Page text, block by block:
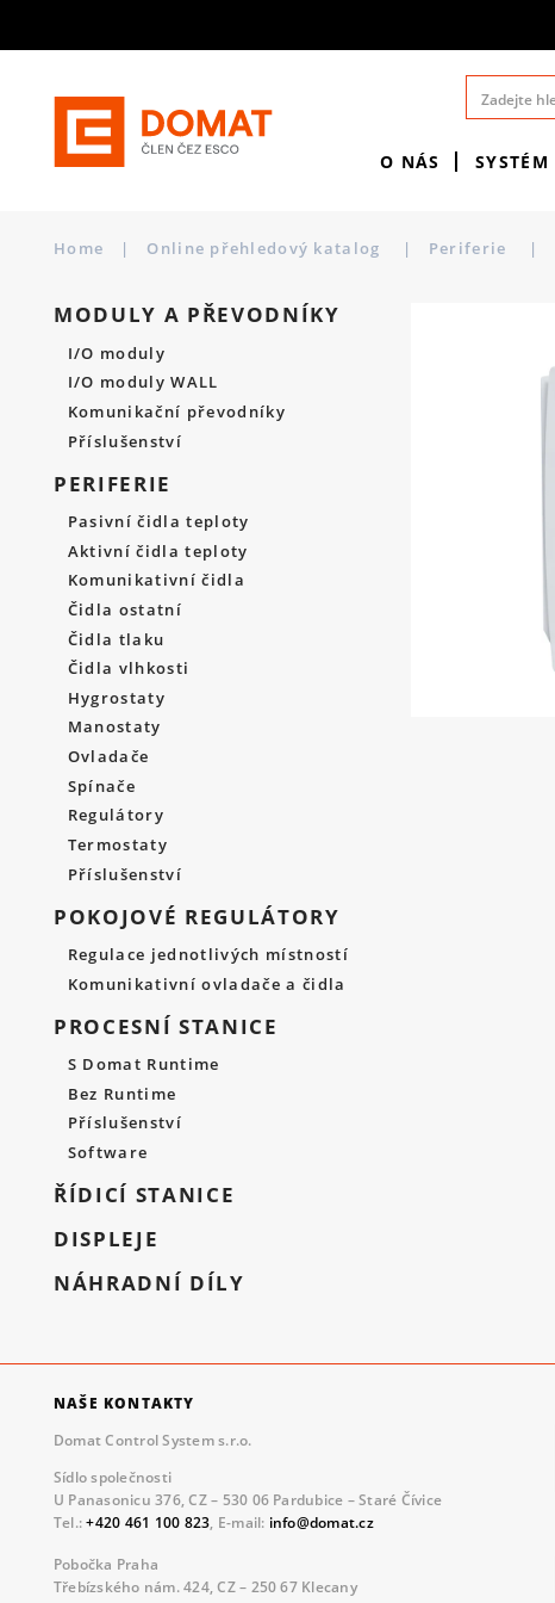
O NÁS SYSTÉM
Home | Online přehledový katalog | Periferie |
MODULY A PŘEVODNÍKY
I/O moduly
I/O moduly WALL
Komunikační převodníky
Příslušenství
PERIFERIE
Pasivní čidla teploty
Aktivní čidla teploty
Komunikativní čidla
Čidla ostatní
Čidla tlaku
Čidla vlhkosti
Hygrostaty
Manostaty
Ovladače
Spínače
Regulátory
Termostaty
Příslušenství
POKOJOVÉ REGULÁTORY
Regulace jednotlivých místností
Komunikativní ovladače a čidla
PROCESNÍ STANICE
S Domat Runtime
Bez Runtime
Příslušenství
Software
ŘÍDICÍ STANICE
DISPLEJE
NÁHRADNÍ DÍLY
NAŠE KONTAKTY
Domat Control System s.r.o.
Sídlo společnosti
U Panasonicu 376, CZ – 530 06 Pardubice – Staré Čívice
Tel.:+420 461 100 823, E-mail: info@domat.cz
Pobočka Praha
Třebízského nám. 424, CZ – 250 67 Klecany